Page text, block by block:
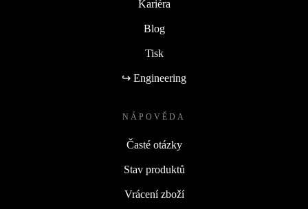
Kariéra
Blog
Tisk
↪ Engineering
NÁPOVĚDA
Časté otázky
Stav produktů
Vrácení zboží